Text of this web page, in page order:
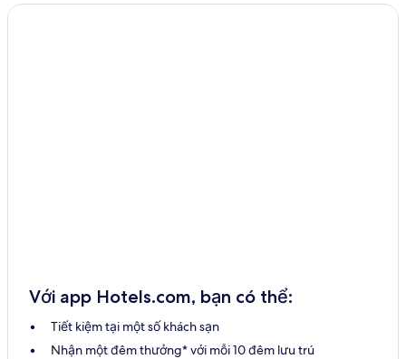
Với app Hotels.com, bạn có thể:
Tiết kiệm tại một số khách sạn
Nhận một đêm thưởng* với mỗi 10 đêm lưu trú